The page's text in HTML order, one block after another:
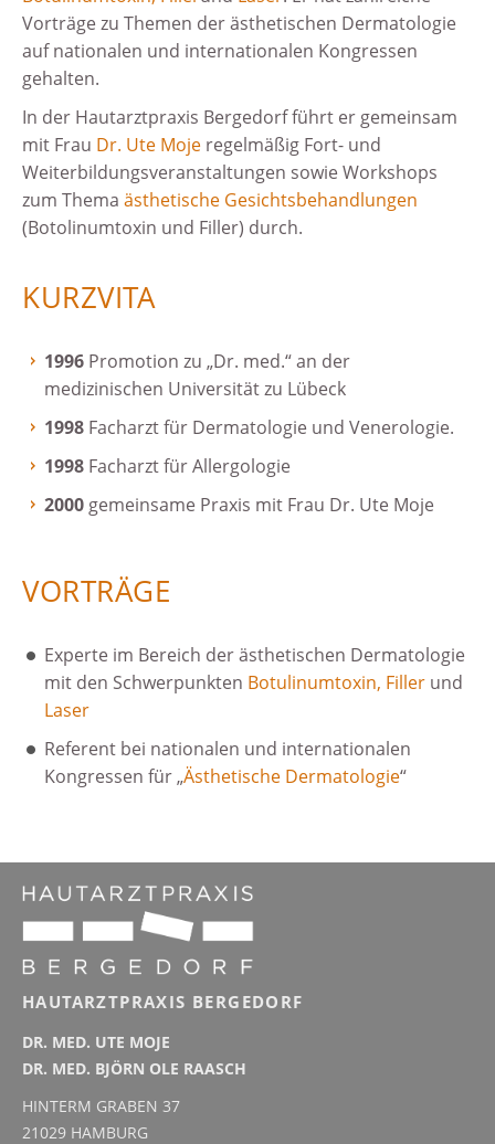
Vorträge zu Themen der ästhetischen Dermatologie
auf nationalen und internationalen Kongressen
gehalten.
In der Hautarztpraxis Bergedorf führt er gemeinsam
mit Frau Dr. Ute Moje regelmäßig Fort- und
Weiterbildungsveranstaltungen sowie Workshops
zum Thema ästhetische Gesichtsbehandlungen
(Botolinumtoxin und Filler) durch.
KURZVITA
1996 Promotion zu „Dr. med.“ an der
medizinischen Universität zu Lübeck
1998 Facharzt für Dermatologie und Venerologie.
1998 Facharzt für Allergologie
2000 gemeinsame Praxis mit Frau Dr. Ute Moje
VORTRÄGE
Experte im Bereich der ästhetischen Dermatologie
mit den Schwerpunkten Botulinumtoxin, Filler und
Laser
Referent bei nationalen und internationalen
Kongressen für „Ästhetische Dermatologie“
HAUTARZTPRAXIS BERGEDORF
DR. MED. UTE MOJE
DR. MED. BJÖRN OLE RAASCH
HINTERM GRABEN 37
21029 HAMBURG